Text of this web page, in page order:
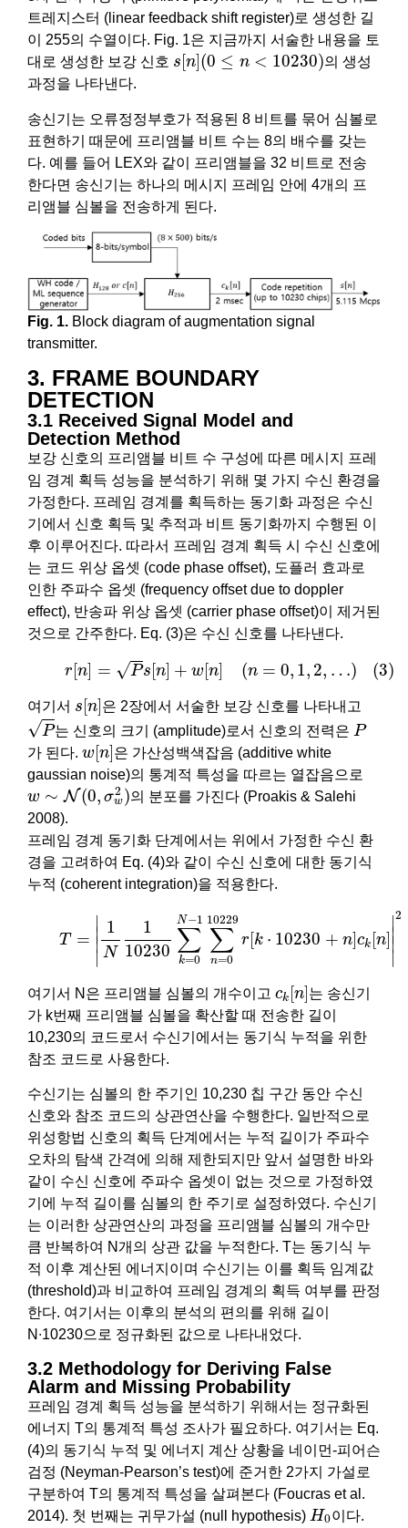
트레지스터 (linear feedback shift register)로 생성한 길
이 255의 수열이다. Fig. 1은 지금까지 서술한 내용을 토
대로 생성한 보강 신호 s [n](0 ≤ n < 10230)
s [ n](0 ≤n 10230)
의 생성
과정을 나타낸다.
송신기는 오류정정부호가 적용된 8 비트를 묶어 심볼로
표현하기 때문에 프리앰블 비트 수는 8의 배수를 갖는
다. 예를 들어 LEX와 같이 프리앰블을 32 비트로 전송
한다면 송신기는 하나의 메시지 프레임 안에 4개의 프
리앰블 심볼을 전송하게 된다.
Fig. 1. Block diagram of augmentation signal
transmitter.
3. FRAME BOUNDARY
DETECTION
3.1 Received Signal Model and
Detection Method
보강 신호의 프리앰블 비트 수 구성에 따른 메시지 프레
임 경계 획득 성능을 분석하기 위해 몇 가지 수신 환경을
가정한다. 프레임 경계를 획득하는 동기화 과정은 수신
기에서 신호 획득 및 추적과 비트 동기화까지 수행된 이
후 이루어진다. 따라서 프레임 경계 획득 시 수신 신호에
는 코드 위상 옵셋 (code phase offset), 도플러 효과로
인한 주파수 옵셋 (frequency offset due to doppler
effect), 반송파 위상 옵셋 (carrier phase offset)이 제거된
것으로 간주한다. Eq. (3)은 수신 신호를 나타낸다.
r [n] = √Ps [n] + w [n] (n = 0, 1, 2, …) (3)
n]= P s w [n n 1, , …
여기서 s [n]
[ n]은 2장에서 서술한 보강 신호를 나타내고
√P
P
는 신호의 크기 (amplitude)로서 신호의 전력은 P
P
가 된다. w [n]
w[n ]은 가산성백색잡음 (additive white
gaussian noise)의 통계적 특성을 따르는 열잡음으로
w ∼ N(0, σ2
w)
w ( 0,σ 2 )
의 분포를 가진다 (Proakis & Salehi
2008).
프레임 경계 동기화 단계에서는 위에서 가정한 수신 환
경을 고려하여 Eq. (4)와 같이 수신 신호에 대한 동기식
누적 (coherent integration)을 적용한다.
T =
∣
∣ ∣
∣
1
N
1
10230
N−1
∑
k=0
10229
∑
n=0
r [k ⋅ 10230 + n]ck [n]
∣
∣ ∣
∣
2
1 = 10230+
여기서 N은 프리앰블 심볼의 개수이고 ck [n]
k[ n]는 송신기
가 k번째 프리앰블 심볼을 확산할 때 전송한 길이
10,230의 코드로서 수신기에서는 동기식 누적을 위한
참조 코드로 사용한다.
수신기는 심볼의 한 주기인 10,230 칩 구간 동안 수신
신호와 참조 코드의 상관연산을 수행한다. 일반적으로
위성항법 신호의 획득 단계에서는 누적 길이가 주파수
오차의 탐색 간격에 의해 제한되지만 앞서 설명한 바와
같이 수신 신호에 주파수 옵셋이 없는 것으로 가정하였
기에 누적 길이를 심볼의 한 주기로 설정하였다. 수신기
는 이러한 상관연산의 과정을 프리앰블 심볼의 개수만
큼 반복하여 N개의 상관 값을 누적한다. T는 동기식 누
적 이후 계산된 에너지이며 수신기는 이를 획득 임계값
(threshold)과 비교하여 프레임 경계의 획득 여부를 판정
한다. 여기서는 이후의 분석의 편의를 위해 길이
N∙10230으로 정규화된 값으로 나타내었다.
3.2 Methodology for Deriving False
Alarm and Missing Probability
프레임 경계 획득 성능을 분석하기 위해서는 정규화된
에너지 T의 통계적 특성 조사가 필요하다. 여기서는 Eq.
(4)의 동기식 누적 및 에너지 계산 상황을 네이먼-피어슨
검정 (Neyman-Pearson’s test)에 준거한 2가지 가설로
구분하여 T의 통계적 특성을 살펴본다 (Foucras et al.
2014). 첫 번째는 귀무가설 (null hypothesis) H0
H0 이다.